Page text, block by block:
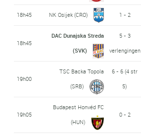
18h45 NK Osijek (CRO) 1 - 2
18h45
DAC Dunajska Streda
(SVK)
5 - 3
verlengingen
19h00
TSC Backa Topola
(SRB)
6 - 6 (4 str
5)
19h05
Budapest Honvéd FC
(HUN)
0 - 2